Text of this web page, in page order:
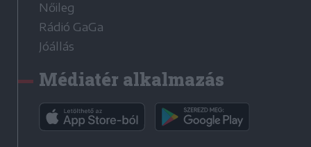
Nőileg
Rádió GaGa
Jóállás
Médiatér alkalmazás